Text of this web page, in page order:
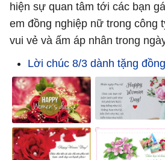
hiện sự quan tâm tới các bạn
em đồng nghiệp nữ trong công
vui vẻ và ấm áp nhân trong
Lời chúc 8/3 dành tặng